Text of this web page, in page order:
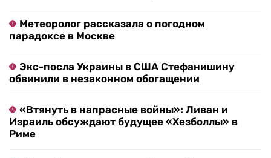
Метеоролог рассказала о погодном
парадоксе в Москве
Экс-посла Украины в США Стефанишину
обвинили в незаконном обогащении
«Втянуть в напрасные войны»: Ливан и
Израиль обсуждают будущее «Хезболлы» в
Риме